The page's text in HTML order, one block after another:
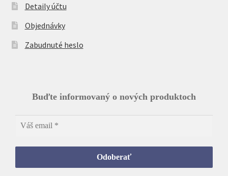
Detaily účtu
Objednávky
Zabudnuté heslo
Buďte informovaný o nových produktoch